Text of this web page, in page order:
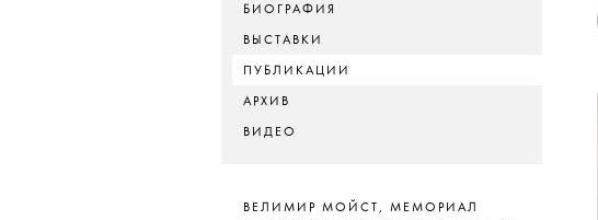
БИОГРАФИЯ
ВЫСТАВКИ
ПУБЛИКАЦИИ
АРХИВ
ВИДЕО
ВЕЛИМИР МОЙСТ, МЕМОРИАЛ